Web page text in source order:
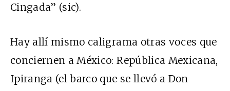
Cingada” (sic).
Hay allí mismo caligrama otras voces que
conciernen a México: República Mexicana,
Ipiranga (el barco que se llevó a Don